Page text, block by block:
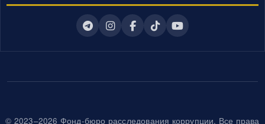
© 2023–2026 Фонд-бюро расследования коррупции. Все права